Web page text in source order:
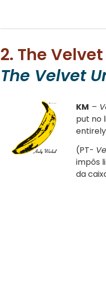
2. The
The Velvet
KM –
put no
(PT-
impôs
da